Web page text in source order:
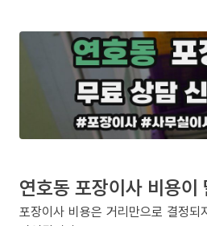
연호동 포장이사 비용이
포장이사 비용은 거리만으로 결정